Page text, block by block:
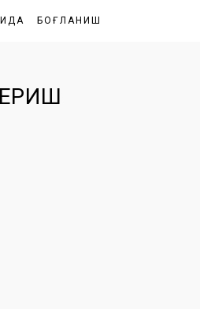
БОҒЛАНИШ